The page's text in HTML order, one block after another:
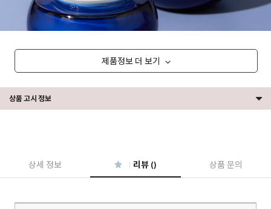
제품정보 더 보기
상품 고시 정보
상세 정보 리뷰 () 상품 문의